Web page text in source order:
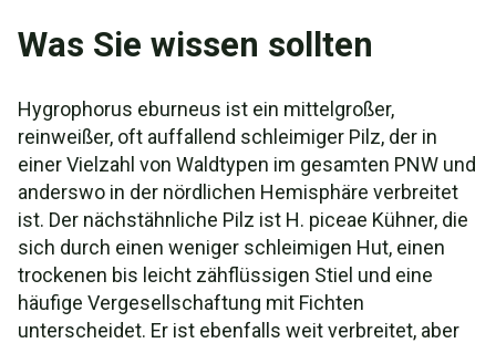
Was Sie wissen sollten
Hygrophorus eburneus ist ein mittelgroßer,
reinweißer, oft auffallend schleimiger Pilz, der in
einer Vielzahl von Waldtypen im gesamten PNW und
anderswo in der nördlichen Hemisphäre verbreitet
ist. Der nächstähnliche Pilz ist H. piceae Kühner, die
sich durch einen weniger schleimigen Hut, einen
trockenen bis leicht zähflüssigen Stiel und eine
häufige Vergesellschaftung mit Fichten
unterscheidet. Er ist ebenfalls weit verbreitet, aber